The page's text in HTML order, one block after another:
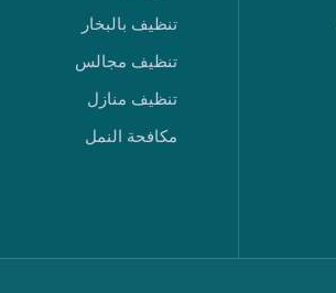
تنظيف بالبخار
تنظيف مجالس
تنظيف منازل
مكافحة النمل